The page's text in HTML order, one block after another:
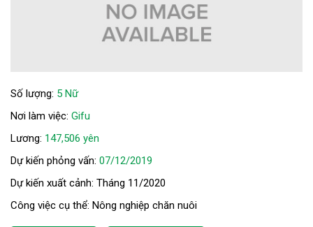
Số lượng: 5 Nữ
Nơi làm việc: Gifu
Lương: 147,506 yên
Dự kiến phỏng vấn: 07/12/2019
Dự kiến xuất cảnh: Tháng 11/2020
Công việc cụ thể: Nông nghiệp chăn nuôi